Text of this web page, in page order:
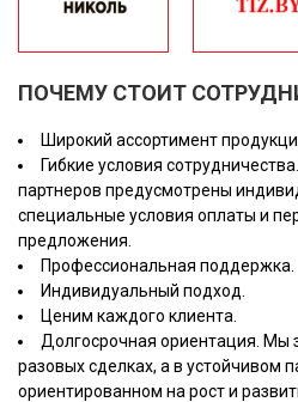
ПОЧЕМУ СТОИТ
Широкий ассортимент
Гибкие условия
партнеров предусмотрены
специальные условия оплаты и
предложения.
Профессиональная поддержка.
Индивидуальный подход.
Ценим каждого клиента.
Долгосрочная ориентация. Мы
разовых сделках, а в устойчивом
ориентированном на рост и